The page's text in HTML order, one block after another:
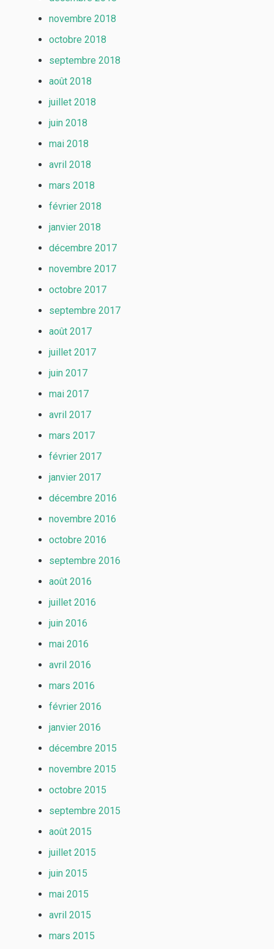
novembre 2018
octobre 2018
septembre 2018
août 2018
juillet 2018
juin 2018
mai 2018
avril 2018
mars 2018
février 2018
janvier 2018
décembre 2017
novembre 2017
octobre 2017
septembre 2017
août 2017
juillet 2017
juin 2017
mai 2017
avril 2017
mars 2017
février 2017
janvier 2017
décembre 2016
novembre 2016
octobre 2016
septembre 2016
août 2016
juillet 2016
juin 2016
mai 2016
avril 2016
mars 2016
février 2016
janvier 2016
décembre 2015
novembre 2015
octobre 2015
septembre 2015
août 2015
juillet 2015
juin 2015
mai 2015
avril 2015
mars 2015